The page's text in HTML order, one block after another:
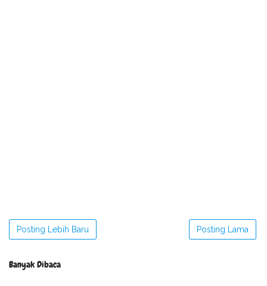
Posting Lebih Baru Posting Lama
Banyak Dibaca